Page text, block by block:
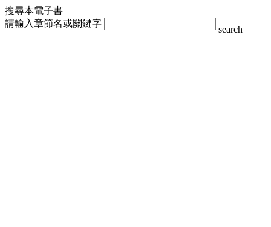
搜尋本電子書
請輸入章節名或關鍵字
search